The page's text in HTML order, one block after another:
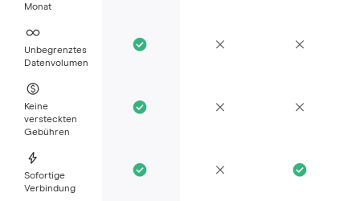
Monat
Unbegrenztes
Datenvolumen
Keine
versteckten
Gebühren
Sofortige
Verbindung